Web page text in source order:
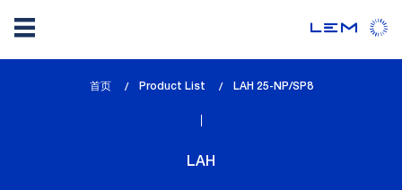
首页 Product List
lem_current_page
LAH 25-NP/SP8
LAH